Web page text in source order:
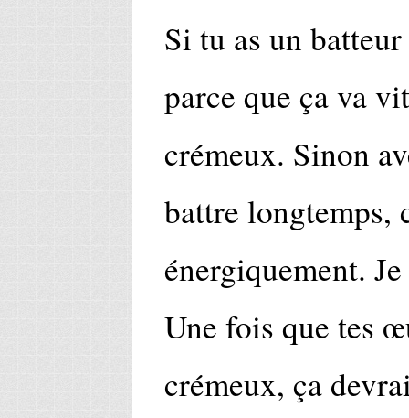
Si tu as un
parce que ça va
crémeux. Sinon
battre longtemps,
énergiquement.
Une fois que tes
crémeux, ça